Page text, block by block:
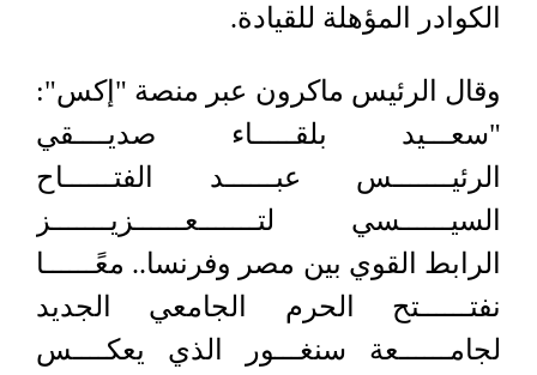
الكوادر المؤهلة للقيادة.
وقال الرئيس ماكرون عبر منصة "إكس":
"سعـــيد بلقـــــاء صديــــقي
الرئيـــــــس عبــــــد الفتــــــاح
السيــــــسي لتـــــــعــــــزيـــــــز
الرابط القوي بين مصر وفرنسا.. معًــــــا
نفتــــــتح الحرم الجامعي الجديد
لجامــــــعة سنغـــور الذي يعكــــس